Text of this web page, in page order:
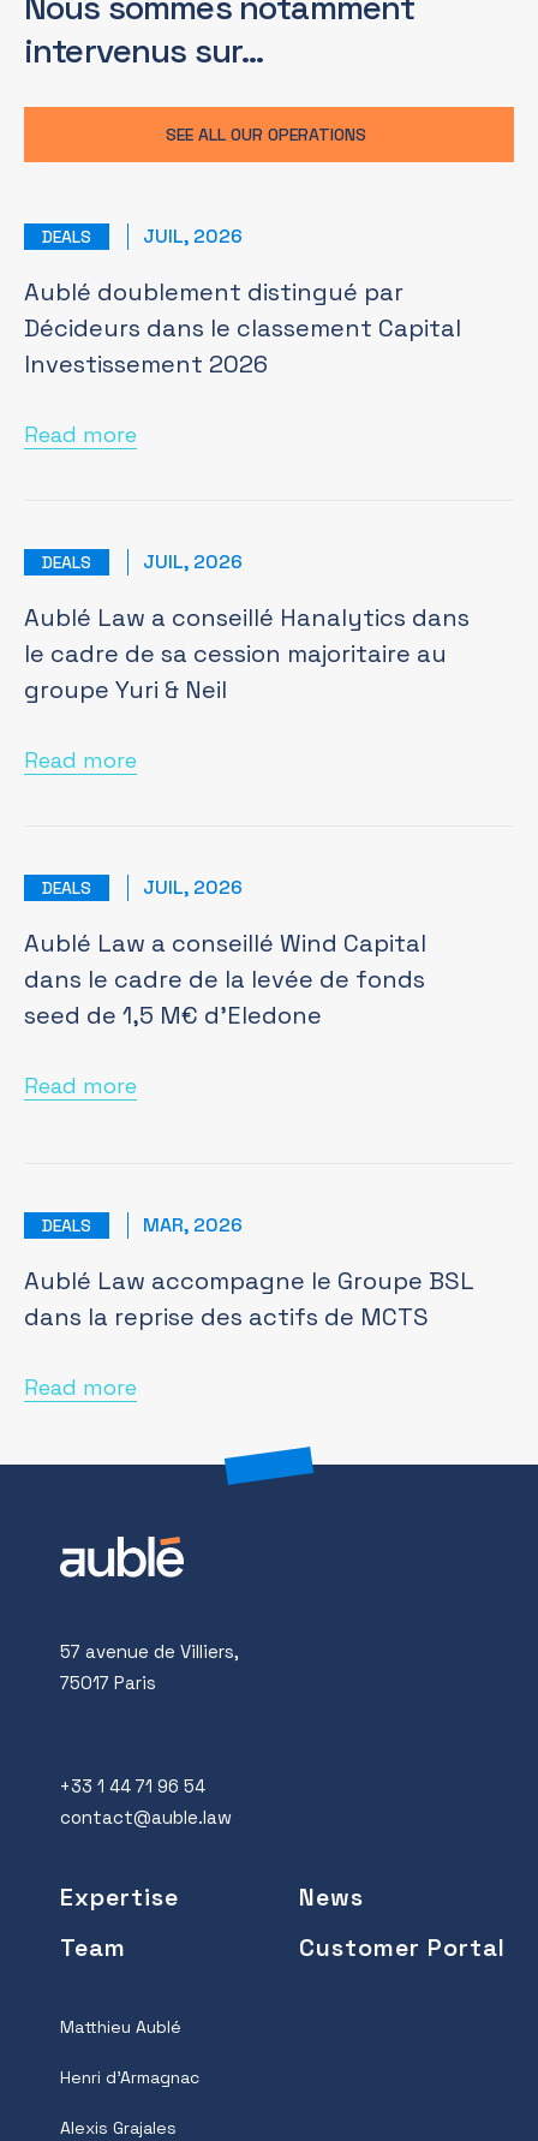
intervenus sur…
SEE ALL OUR OPERATIONS
DEALS JUIL, 2026
Aublé doublement distingué par
Décideurs dans le classement Capital
Investissement 2026
Read more
DEALS JUIL, 2026
Aublé Law a conseillé Hanalytics dans
le cadre de sa cession majoritaire au
groupe Yuri & Neil
Read more
DEALS JUIL, 2026
Aublé Law a conseillé Wind Capital
dans le cadre de la levée de fonds
seed de 1,5 M€ d’Eledone
Read more
DEALS MAR, 2026
Aublé Law accompagne le Groupe BSL
dans la reprise des actifs de MCTS
Read more
57 avenue de Villiers,
75017 Paris
+33 1 44 71 96 54
contact@auble.law
Expertise
News
Team
Customer Portal
Matthieu Aublé
Henri d’Armagnac
Alexis Grajales